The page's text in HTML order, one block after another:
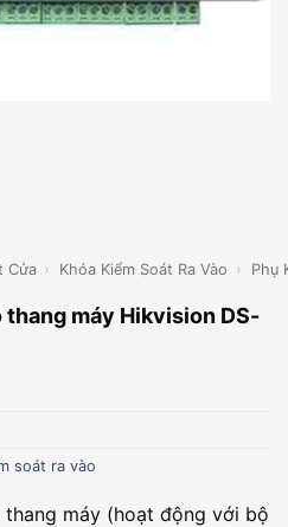
Cửa › Khóa Kiểm Soát Ra Vào › Phụ
máy Hikvision DS-
soát ra vào
thang máy (hoạt động với bộ